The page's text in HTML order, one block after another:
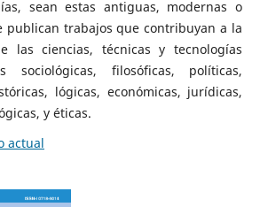
sean estas antiguas, modernas o
publican trabajos que contribuyan a la
las ciencias, técnicas y tecnologías
sociológicas, filosóficas, políticas,
lógicas, económicas, jurídicas,
y éticas.
actual